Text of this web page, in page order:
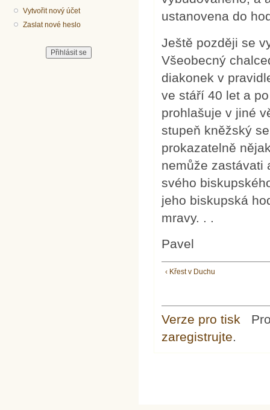
Vytvořit nový účet
Zaslat nové heslo
ustanovena do
Ještě později se
Všeobecný
diakonek v
ve stáří 40 let a
prohlašuje v jiné
stupeň kněžský
prokazatelně
nemůže zastávati
svého
jeho biskupská
mravy. . .
Pavel
‹ Křest v Duchu
Verze pro tisk
zaregistrujte.